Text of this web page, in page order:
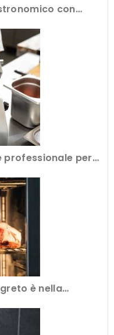
con
professionale per
è nella